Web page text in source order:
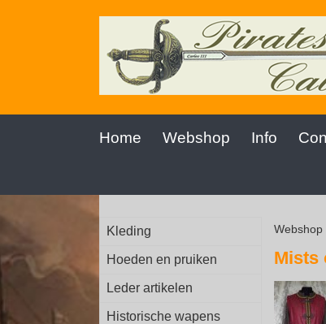
Home Webshop Info
Kleding
Hoeden en pruiken
Leder artikelen
Historische wapens
Webshop
Mists